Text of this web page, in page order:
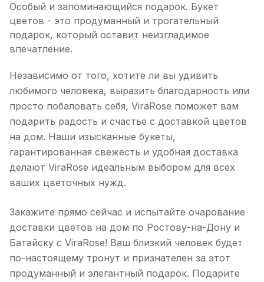
Особый и запоминающийся подарок. Букет
цветов - это продуманный и трогательный
подарок, который оставит неизгладимое
впечатление.
Независимо от того, хотите ли вы удивить
любимого человека, выразить благодарность или
просто побаловать себя, ViraRose поможет вам
подарить радость и счастье с доставкой цветов
на дом. Наши изысканные букеты,
гарантированная свежесть и удобная доставка
делают ViraRose идеальным выбором для всех
ваших цветочных нужд.
Закажите прямо сейчас и испытайте очарование
доставки цветов на дом по Ростову-на-Дону и
Батайску с ViraRose! Ваш близкий человек будет
по-настоящему тронут и признателен за этот
продуманный и элегантный подарок. Подарите